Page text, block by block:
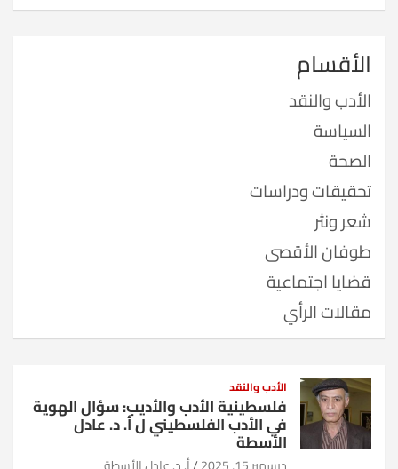
الأقسام
الأدب والنقد
السياسة
الصحة
تحقيقات ودراسات
شعر ونثر
طوفان الأقصى
قضايا اجتماعية
مقالات الرأي
الأدب والنقد
فلسطينية الأدب والأديب: سؤال الهوية
في الأدب الفلسطيني ل أ. د. عادل
الأسطة